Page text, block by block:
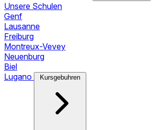
Unsere Schulen
Genf
Lausanne
Freiburg
Montreux-Vevey
Neuenburg
Biel
Lugano
Kursgebuhren